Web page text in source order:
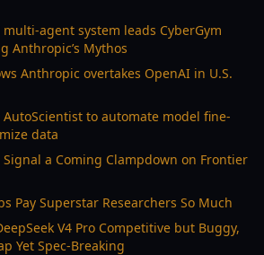
multi-agent system leads CyberGym
Anthropic’s Mythos
Anthropic overtakes OpenAI in U.S.
to automate model fine-
data
a Coming Clampdown on Frontier
Pay Superstar Researchers So Much
V4 Pro Competitive but Buggy,
Yet Spec-Breaking